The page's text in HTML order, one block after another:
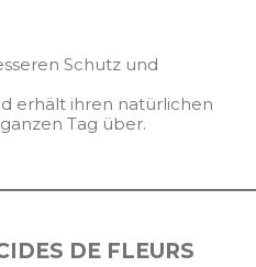
Schutz und
erhält ihren natürlichen
Tag über.
DE FLEURS